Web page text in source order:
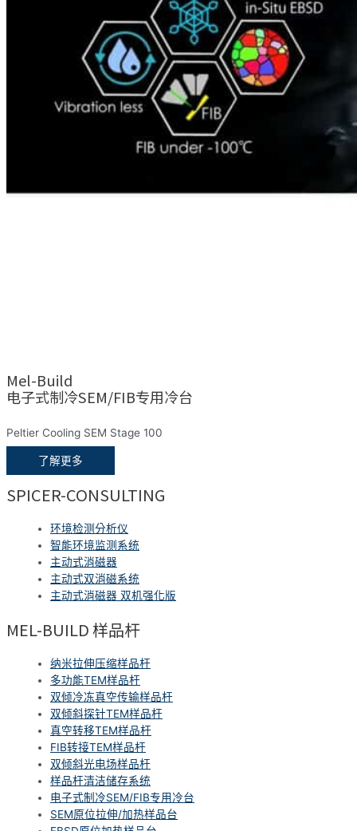
Mel-Build
电子式制冷SEM/FIB专用冷台
Peltier Cooling SEM Stage 100
了解更多
SPICER-CONSULTING
环境检测分析仪
智能环境监测系统
主动式消磁器
主动式双消磁系统
主动式消磁器 双机强化版
MEL-BUILD 样品杆
纳米拉伸压缩样品杆
多功能TEM样品杆
双倾冷冻真空传输样品杆
双倾斜探针TEM样品杆
真空转移TEM样品杆
FIB转接TEM样品杆
双倾斜光电场样品杆
样品杆清洁储存系统
电子式制冷SEM/FIB专用冷台
SEM原位拉伸/加热样品台